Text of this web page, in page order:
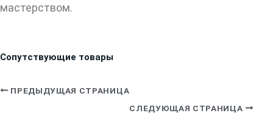
мастерством.
Сопутствующие товары
ПРЕДЫДУЩАЯ СТРАНИЦА
СЛЕДУЮЩАЯ СТРАНИЦА